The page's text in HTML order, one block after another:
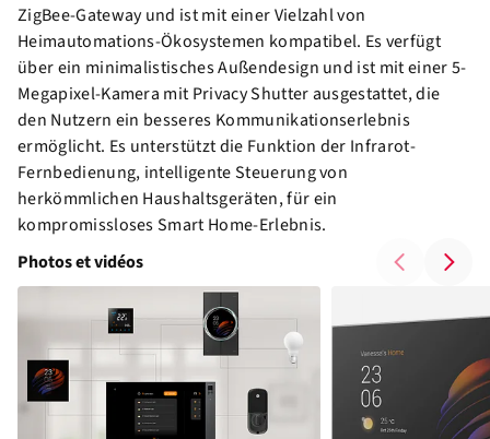
ZigBee-Gateway und ist mit einer Vielzahl von
Heimautomations-Ökosystemen kompatibel. Es verfügt
über ein minimalistisches Außendesign und ist mit einer 5-
Megapixel-Kamera mit Privacy Shutter ausgestattet, die
den Nutzern ein besseres Kommunikationserlebnis
ermöglicht. Es unterstützt die Funktion der Infrarot-
Fernbedienung, intelligente Steuerung von
herkömmlichen Haushaltsgeräten, für ein
kompromissloses Smart Home-Erlebnis.
Photos et vidéos